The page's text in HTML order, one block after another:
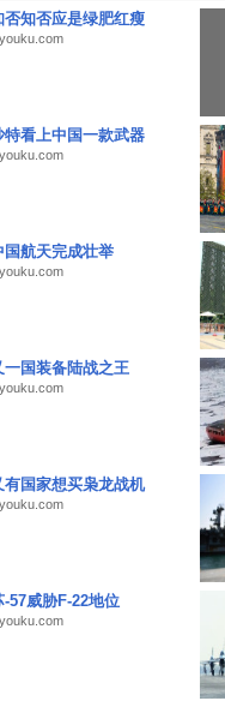
否知否应是绿肥红瘦
特看上中国一款武器
国航天完成壮举
一国装备陆战之王
有国家想买枭龙战机
-57威胁F-22地位